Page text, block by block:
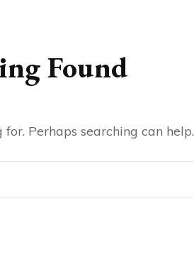
Found
Perhaps searching can help.